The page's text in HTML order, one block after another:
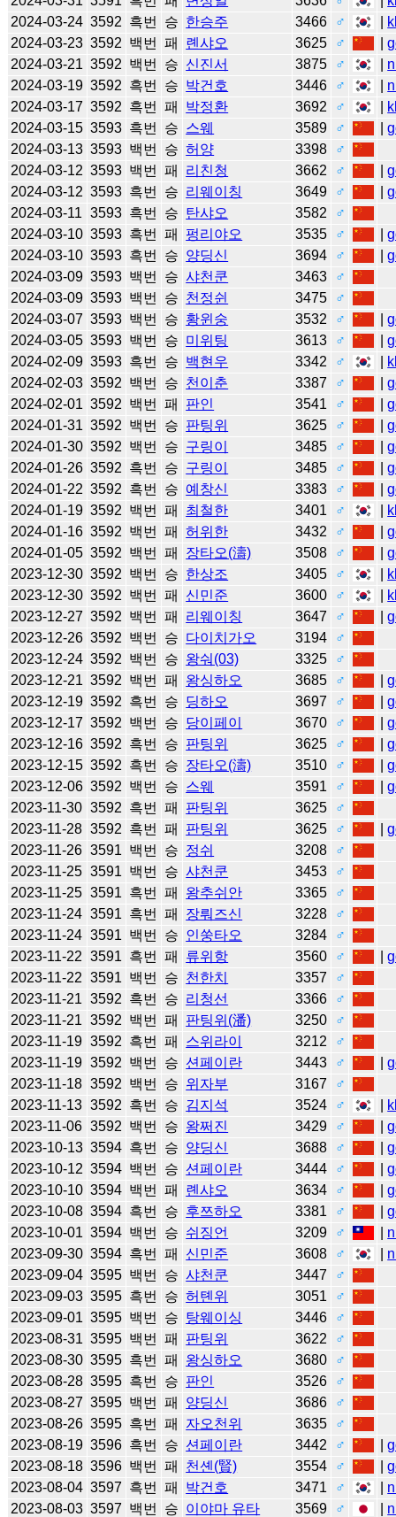
2024-03-24 3592 흑번 승 한승주 3466 ♂
2024-03-23 3592 백번 패 롄샤오 3625 ♂ |
2024-03-21 3592 백번 승 신진서 3875 ♂
2024-03-19 3592 흑번 승 박건호 3446 ♂
2024-03-17 3592 흑번 패 박정환 3692 ♂
2024-03-15 3593 흑번 승 스웨 3589 ♂ |
2024-03-13 3593 백번 승 허양 3398
♂
2024-03-12 3593 백번 패 리친청 3662 ♂ |
2024-03-12 3593 흑번 승 리웨이칭 3649 ♂ |
2024-03-11 3593 흑번 승 탄샤오 3582
♂
2024-03-10 3593 흑번 패 펑리야오 3535 ♂ |
2024-03-10 3593 흑번 승 양딩신 3694 ♂ |
2024-03-09 3593 백번 승 샤천쿤 3463
♂
2024-03-09 3593 백번 승 천정쉰 3475
♂
2024-03-07 3593 백번 승 황윈숭 3532 ♂ |
2024-03-05 3593 백번 승 미위팅 3613 ♂ |
2024-02-09 3593 흑번 승 백현우 3342 ♂
2024-02-03 3592 백번 승 천이춘 3387 ♂ |
2024-02-01 3592 백번 패 판인 3541 ♂ |
2024-01-31 3592 백번 승 판팅위 3625 ♂ |
2024-01-30 3592 백번 승 구링이 3485 ♂ |
2024-01-26 3592 흑번 승 구링이 3485 ♂ |
2024-01-22 3592 흑번 승 예창신 3383 ♂ |
2024-01-19 3592 백번 패 최철한 3401 ♂
2024-01-16 3592 백번 패 허위한 3432 ♂ |
2024-01-05 3592 백번 패 장타오(濤) 3508 ♂ |
2023-12-30 3592 백번 승 한상조 3405 ♂
2023-12-30 3592 백번 패 신민준 3600 ♂
2023-12-27 3592 백번 패 리웨이칭 3647 ♂ |
2023-12-26 3592 백번 승 다이치가오 3194
♂
2023-12-24 3592 백번 승 왕숴(03) 3325
♂
2023-12-21 3592 백번 패 왕싱하오 3685 ♂ |
2023-12-19 3592 흑번 승 딩하오 3697 ♂ |
2023-12-17 3592 백번 승 당이페이 3670 ♂ |
2023-12-16 3592 흑번 승 판팅위 3625 ♂ |
2023-12-15 3592 흑번 승 장타오(濤) 3510 ♂ |
2023-12-06 3592 백번 승 스웨 3591 ♂ |
2023-11-30 3592 흑번 패 판팅위 3625
♂
2023-11-28 3592 흑번 패 판팅위 3625 ♂ |
2023-11-26 3591 백번 승 정쉬 3208
♂
2023-11-25 3591 백번 승 샤천쿤 3453
♂
2023-11-25 3591 흑번 패 왕추쉬안 3365
♂
2023-11-24 3591 흑번 패 장뤄즈신 3228
♂
2023-11-24 3591 백번 승 인쑹타오 3284
♂
2023-11-22 3591 흑번 패 류위항 3560 ♂ |
2023-11-22 3591 백번 승 천한치 3357
♂
2023-11-21 3592 흑번 승 리청선 3366
♂
2023-11-21 3592 백번 패 판팅위(潘) 3250
♂
2023-11-19 3592 흑번 패 스위라이 3212
♂
2023-11-19 3592 백번 승 션페이란 3443 ♂ |
2023-11-18 3592 백번 승 위자부 3167
♂
2023-11-13 3592 흑번 승 김지석 3524 ♂
2023-11-06 3592 백번 승 왕쩌진 3429 ♂ |
2023-10-13 3594 흑번 승 양딩신 3688 ♂ |
2023-10-12 3594 백번 승 션페이란 3444 ♂ |
2023-10-10 3594 백번 패 롄샤오 3634 ♂ |
2023-10-08 3594 흑번 승 후쯔하오 3381 ♂ |
2023-10-01 3594 백번 승 쉬징언 3209 ♂
2023-09-30 3594 흑번 패 신민준 3608 ♂
2023-09-04 3595 백번 승 샤천쿤 3447
♂
2023-09-03 3595 흑번 승 허톈위 3051
♂
2023-09-01 3595 백번 승 탕웨이싱 3446
♂
2023-08-31 3595 백번 패 판팅위 3622
♂
2023-08-30 3595 흑번 패 왕싱하오 3680
♂
2023-08-28 3595 흑번 승 판인 3526
♂
2023-08-27 3595 백번 패 양딩신 3686
♂
2023-08-26 3595 흑번 패 자오천위 3635
♂
2023-08-19 3596 흑번 승 션페이란 3442 ♂ |
2023-08-18 3596 백번 패 천셴(賢) 3554 ♂ |
2023-08-04 3597 흑번 패 박건호 3471 ♂
2023-08-03 3597 백번 승 이야마 유타 3569 ♂